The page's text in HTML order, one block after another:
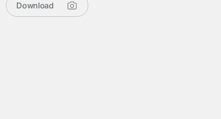
Download